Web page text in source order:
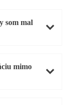
som mal
mimo